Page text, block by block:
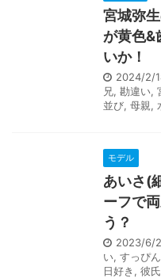
宮城弥
が黄色&
いか！
2024/2/
兄, 勘違い,
並び, 母親,
モデル
あいさ(
ーフで
う？
2023/6/
い, すっぴん
日好き , 彼氏